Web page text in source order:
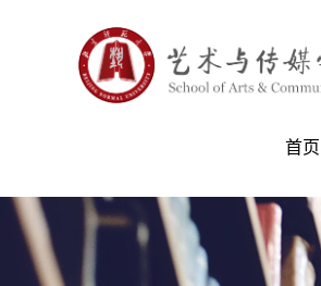
首页